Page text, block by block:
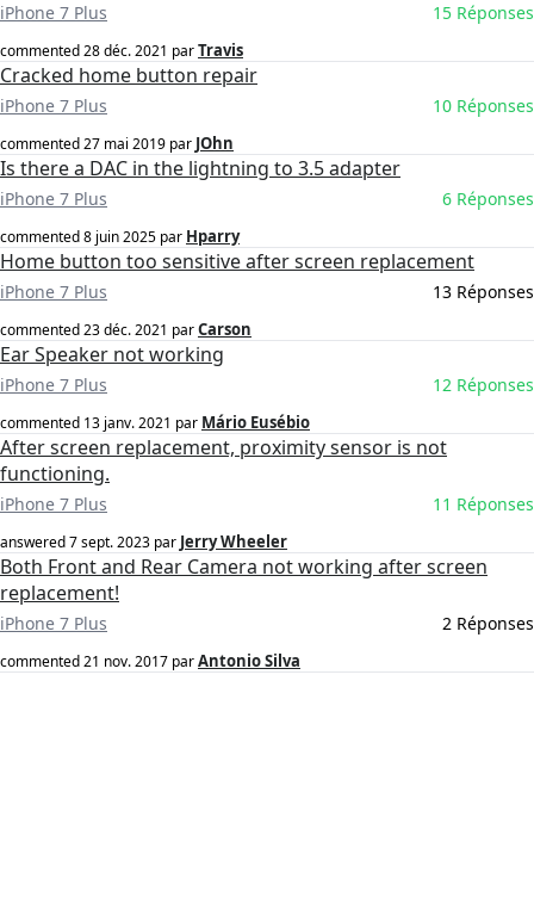
iPhone 7 Plus 15 Réponses
commented28 déc. 2021 parTravis
Cracked home button repair
iPhone 7 Plus 10 Réponses
commented27 mai 2019 par JOhn
Is there a DAC in the lightning to 3.5 adapter
iPhone 7 Plus 6 Réponses
commented8 juin 2025 par Hparry
Home button too sensitive after screen replacement
iPhone 7 Plus 13 Réponses
commented23 déc. 2021 parCarson
Ear Speaker not working
iPhone 7 Plus 12 Réponses
commented 13 janv. 2021 par Mário Eusébio
After screen replacement, proximity sensor is not
functioning.
iPhone 7 Plus 11 Réponses
answered7 sept. 2023 par Jerry Wheeler
Both Front and Rear Camera not working after screen
replacement!
iPhone 7 Plus 2 Réponses
commented21 nov. 2017 parAntonio Silva